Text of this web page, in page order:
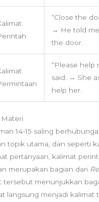
“Close the
→ He told
the door.
“Please help
said. → She
help her.
14-15 saling
topik utama, dan seperti
pertanyaan, kalimat
merupakan bagian dari
tersebut menunjukkan
langsung menjadi kalimat